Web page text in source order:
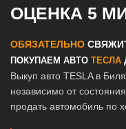
ОЦЕНКА 5
ОБЯЗАТЕЛЬНО
ПОКУПАЕМ АВТО ТЕСЛА
Выкуп авто TESLA в
независимо от
продать автомобиль по